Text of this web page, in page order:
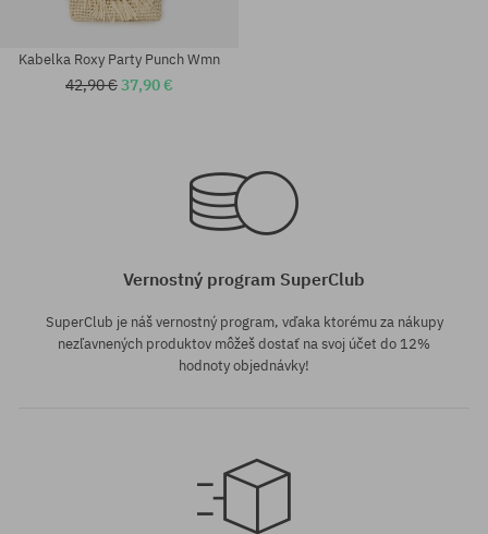
univerzálna veľkosť
Kabelka Roxy Party Punch Wmn
42,90 €37,90 €
Vernostný program SuperClub
SuperClub je náš vernostný program, vďaka ktorému za nákupy
nezľavnených produktov môžeš dostať na svoj účet do 12%
hodnoty objednávky!